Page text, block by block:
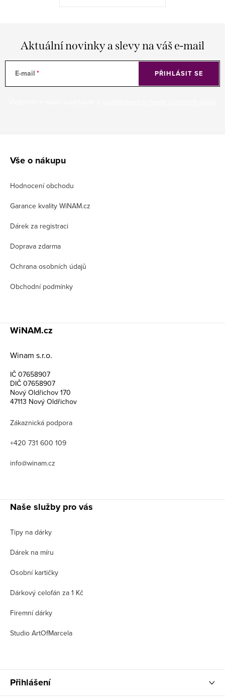
Aktuální novinky a slevy na váš e-mail
E-mail PŘIHLÁSIT SE
Vše o nákupu
Hodnocení obchodu
Garance kvality WiNAM.cz
Dárek za registraci
Doprava zdarma
Ochrana osobních údajů
Obchodní podmínky
WiNAM.cz
Winam s.r.o.
IČ 07658907
DIČ 07658907
Nový Oldřichov 170
47113 Nový Oldřichov
Zákaznická podpora
+420 731 600 109
info@winam.cz
Naše služby pro vás
Tipy na dárky
Dárek na míru
Osobní kartičky
Dárkový celofán za 1 Kč
Firemní dárky
Studio ArtOfMarcela
Přihlášení